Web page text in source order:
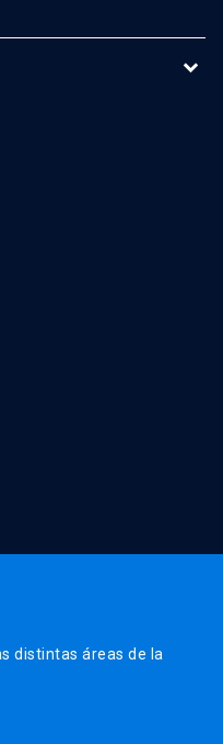
distintas áreas de la